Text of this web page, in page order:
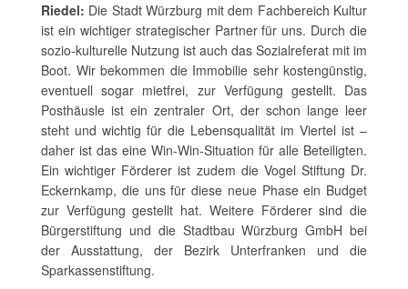
Riedel: Die Stadt Würzburg mit dem Fachbereich Kultur
ist ein wichtiger strategischer Partner für uns. Durch die
sozio-kulturelle Nutzung ist auch das Sozialreferat mit im
Boot. Wir bekommen die Immobilie sehr kostengünstig,
eventuell sogar mietfrei, zur Verfügung gestellt. Das
Posthäusle ist ein zentraler Ort, der schon lange leer
steht und wichtig für die Lebensqualität im Viertel ist –
daher ist das eine Win-Win-Situation für alle Beteiligten.
Ein wichtiger Förderer ist zudem die Vogel Stiftung Dr.
Eckernkamp, die uns für diese neue Phase ein Budget
zur Verfügung gestellt hat. Weitere Förderer sind die
Bürgerstiftung und die Stadtbau Würzburg GmbH bei
der Ausstattung, der Bezirk Unterfranken und die
Sparkassenstiftung.